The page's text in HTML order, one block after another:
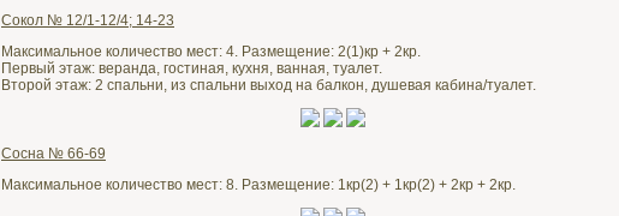
Сокол № 12/1-12/4; 14-23
Максимальное количество мест: 4. Размещение: 2(1)кр + 2кр.
Первый этаж: веранда, гостиная, кухня, ванная, туалет.
Второй этаж: 2 спальни, из спальни выход на балкон, душевая кабина/туалет.
Сосна № 66-69
Максимальное количество мест: 8. Размещение: 1кр(2) + 1кр(2) + 2кр + 2кр.